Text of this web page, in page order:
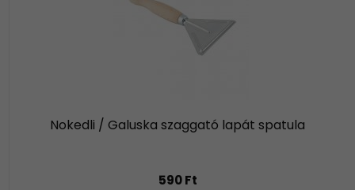
Nokedli / Galuska szaggató lapát spatula
590 Ft